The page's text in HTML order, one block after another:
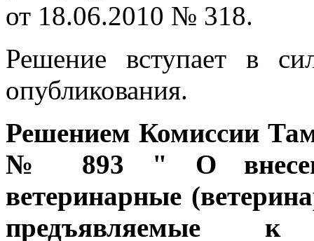
от 18.06.2010 № 318.
Решение вступает в
опубликования.
Решением Комиссии
№ 893 " О
ветеринарные
предъявляемые